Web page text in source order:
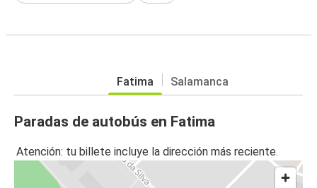
Fatima Salamanca
Paradas de autobús en Fatima
Atención: tu billete incluye la dirección más reciente.